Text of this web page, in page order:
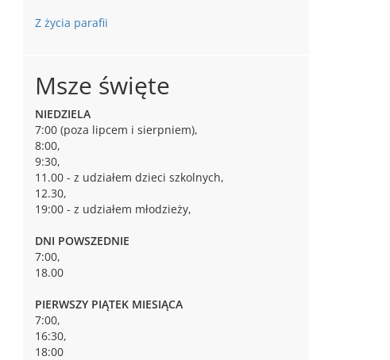
Z życia parafii
Msze święte
NIEDZIELA
7:00 (poza lipcem i sierpniem),
8:00,
9:30,
11.00 - z udziałem dzieci szkolnych,
12.30,
19:00 - z udziałem młodzieży,
DNI POWSZEDNIE
7:00,
18.00
PIERWSZY PIĄTEK MIESIĄCA
7:00,
16:30,
18:00